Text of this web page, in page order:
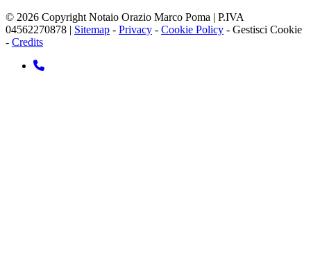
© 2026 Copyright Notaio Orazio Marco Poma | P.IVA
04562270878 | Sitemap - Privacy - Cookie Policy - Gestisci Cookie
- Credits